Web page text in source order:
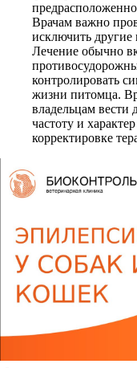
Врачам важно
исключить
Лечение обычно
контролировать
жизни питомца.
владельцам
частоту и
корректировке